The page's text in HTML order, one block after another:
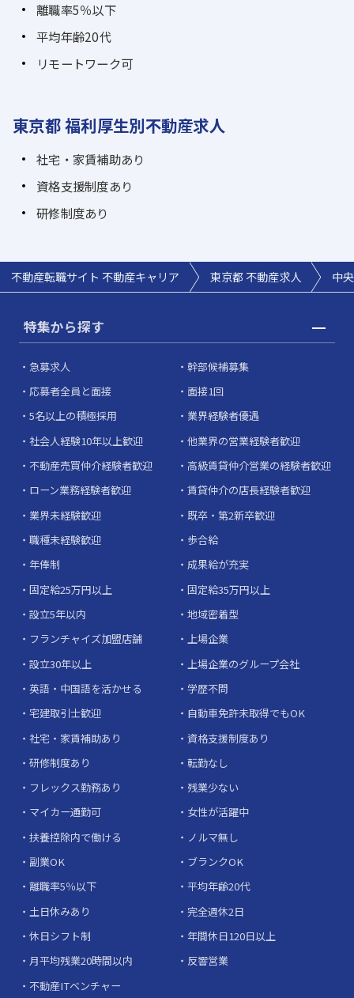
離職率5％以下
平均年齢20代
リモートワーク可
東京都 福利厚生別不動産求人
社宅・家賃補助あり
資格支援制度あり
研修制度あり
不動産転職サイト 不動産キャリア 東京都 不動産求人 中
特集から探す
急募求人
幹部候補募集
応募者全員と面接
面接1回
5名以上の積極採用
業界経験者優遇
社会人経験10年以上歓迎
他業界の営業経験者歓迎
不動産売買仲介経験者歓迎
高級賃貸仲介営業の経験者歓迎
ローン業務経験者歓迎
賃貸仲介の店長経験者歓迎
業界未経験歓迎
既卒・第2新卒歓迎
職種未経験歓迎
歩合給
年俸制
成果給が充実
固定給25万円以上
固定給35万円以上
設立5年以内
地域密着型
フランチャイズ加盟店舗
上場企業
設立30年以上
上場企業のグループ会社
英語・中国語を活かせる
学歴不問
宅建取引士歓迎
自動車免許未取得でもOK
社宅・家賃補助あり
資格支援制度あり
研修制度あり
転勤なし
フレックス勤務あり
残業少ない
マイカー通勤可
女性が活躍中
扶養控除内で働ける
ノルマ無し
副業OK
ブランクOK
離職率5％以下
平均年齢20代
土日休みあり
完全週休2日
休日シフト制
年間休日120日以上
月平均残業20時間以内
反響営業
不動産ITベンチャー